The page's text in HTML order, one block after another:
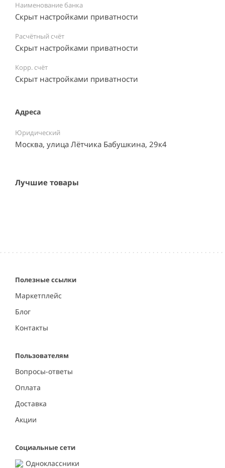
Наименование банка
Скрыт настройками приватности
Расчётный счёт
Скрыт настройками приватности
Корр. счёт
Скрыт настройками приватности
Адреса
Юридический
Москва, улица Лётчика Бабушкина, 29к4
Лучшие товары
Полезные ссылки
Маркетплейс
Блог
Контакты
Пользователям
Вопросы-ответы
Оплата
Доставка
Акции
Социальные сети
Одноклассники